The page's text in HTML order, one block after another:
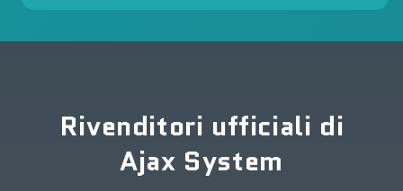
Rivenditori ufficiali di
Ajax System